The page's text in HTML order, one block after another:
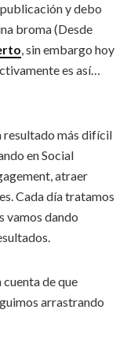
y debo
broma (Desde
, sin embargo hoy
es así…
resultado más difícil
en Social
atraer
Cada día tratamos
vamos dando
de que
arrastrando